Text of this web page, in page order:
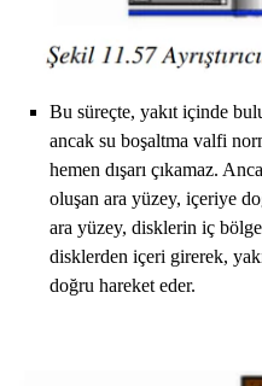
Bu süreçte, yakıt içinde
ancak su boşaltma valfi
hemen dışarı çıkamaz.
oluşan ara yüzey, içeriye
ara yüzey, disklerin iç
disklerden içeri girerek,
doğru hareket eder.